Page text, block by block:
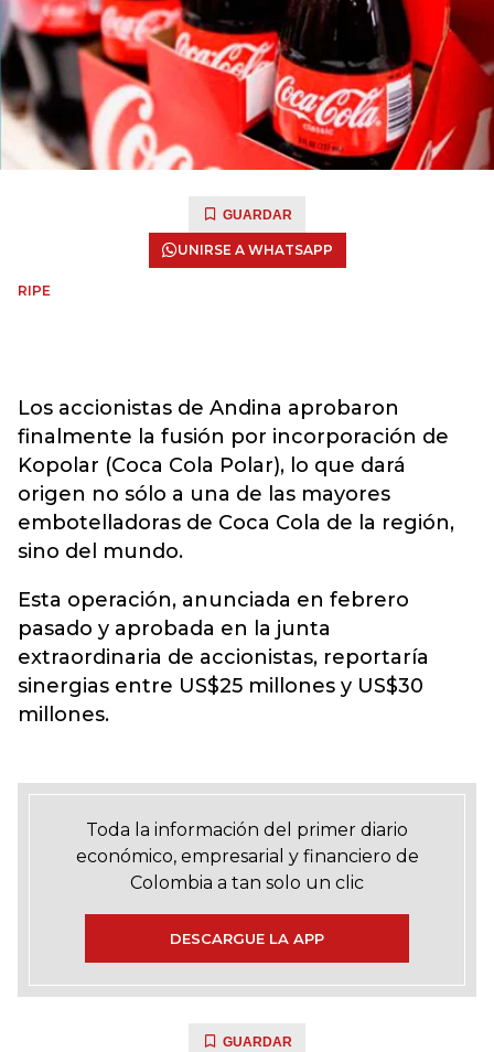
GUARDAR
UNIRSE A WHATSAPP
RIPE
Los accionistas de Andina aprobaron
finalmente la fusión por incorporación de
Kopolar (Coca Cola Polar), lo que dará
origen no sólo a una de las mayores
embotelladoras de Coca Cola de la región,
sino del mundo.
Esta operación, anunciada en febrero
pasado y aprobada en la junta
extraordinaria de accionistas, reportaría
sinergias entre US$25 millones y US$30
millones.
Toda la información del primer diario
económico, empresarial y financiero de
Colombia a tan solo un clic
DESCARGUE LA APP
GUARDAR